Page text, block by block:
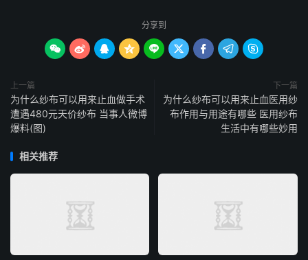
分享到
        
上一篇
为什么纱布可以用来止血做手术
遭遇480元天价纱布 当事人微博
爆料(图)
下一篇
为什么纱布可以用来止血医用纱
布作用与用途有哪些 医用纱布
生活中有哪些妙用
相关推荐